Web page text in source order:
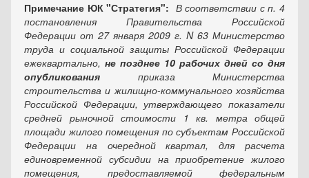
Примечание ЮК "Стратегия": В соответствии с п. 4
постановления Правительства Российской
Федерации от 27 января 2009 г. N 63 Министерство
труда и социальной защиты Российской Федерации
ежеквартально, не позднее 10 рабочих дней со дня
опубликования приказа Министерства
строительства и жилищно-коммунального хозяйства
Российской Федерации,утверждающего показатели
средней рыночной стоимости 1 кв. метра общей
площади жилого помещения по субъектам Российской
Федерации на очередной квартал, для расчета
единовременной субсидии на приобретение жилого
помещения, предоставляемой федеральным